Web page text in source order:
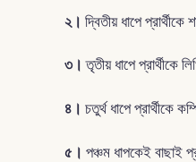
২। দ্বিতীয় ধাপে
৩। তৃতীয় ধাপে প্রার্থীকে
৪। চতুর্থ ধাপে প্রার্থীকে
৫। পঞ্চম ধাপকেই বাছাই